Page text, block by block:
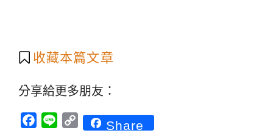
收藏本篇文章
分享給更多朋友：
Facebook
Line CopyShare